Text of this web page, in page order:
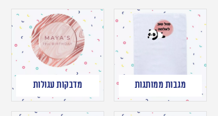
מגבות ממותגות מדבקות עגולות